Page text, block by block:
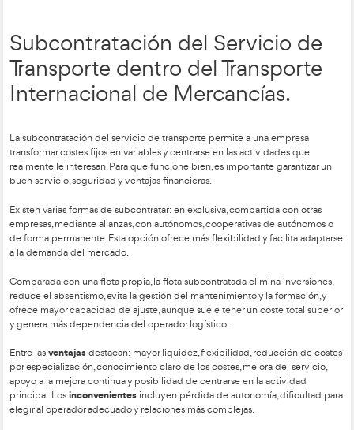
Para planificar rutas se necesita información sobre centros
clientes, pedidos, vehículos y restricciones como horarios,
tiempos de conducción o características especiales de la
También se calculan distancias mediante métodos simples o
y maximizar la rentabilidad.
Cada viaje se organiza según factores como origen, destino,
producto, embalaje, accesos y prioridad. Se elabora una hoja
datos del cliente, vehículo, conductor y número de viaje,
registran incidencias.